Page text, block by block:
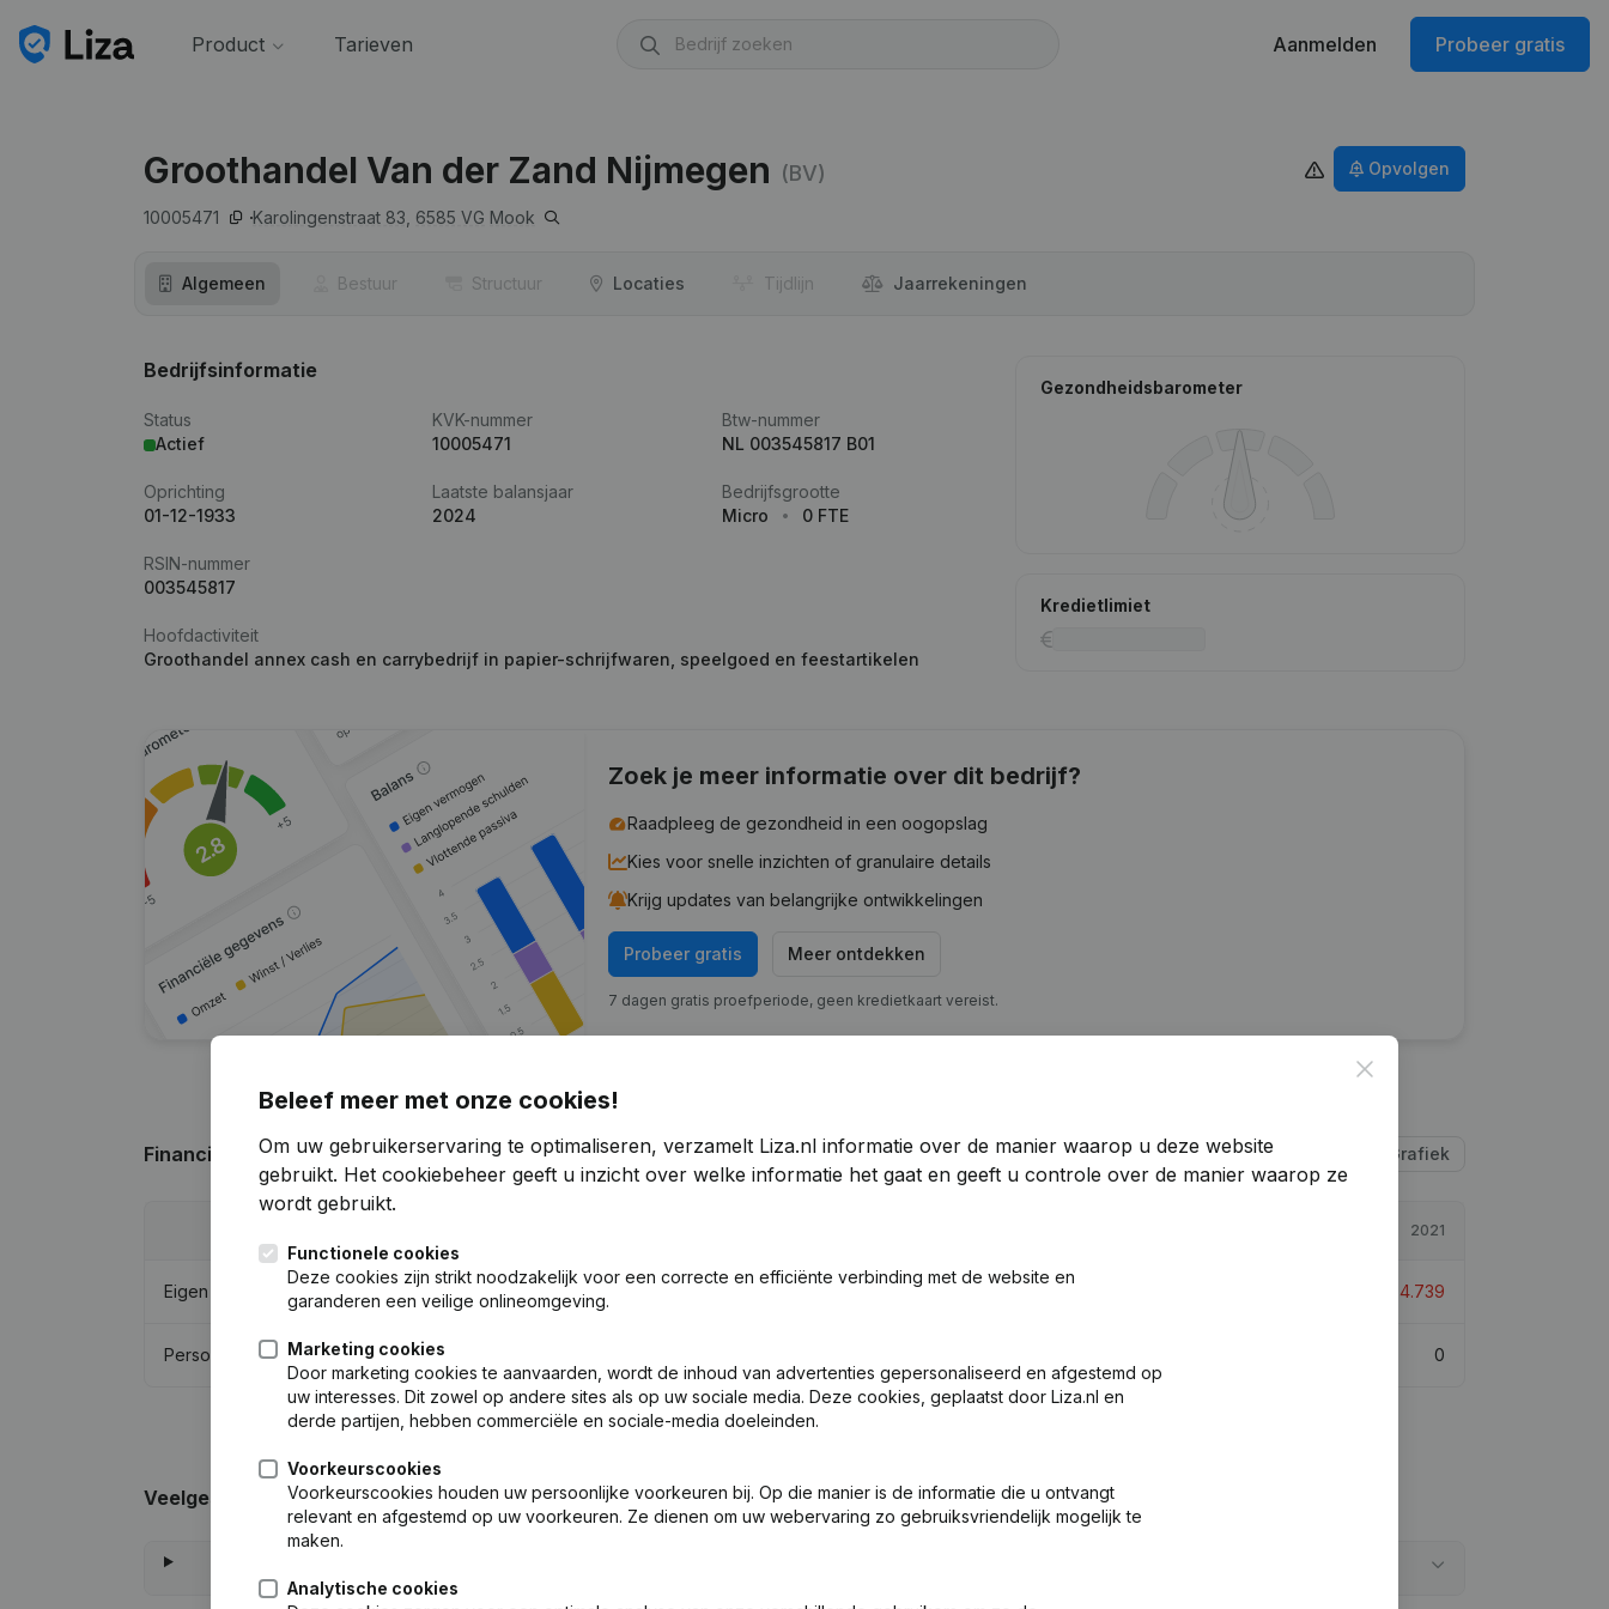
Product Tarieven Aanmelden Probeer gratis
Groothandel Van der Zand Nijmegen (BV)
10005471 Karolingenstraat 83, 6585 VG Mook
Opvolgen
Algemeen Bestuur Structuur Locaties Tijdlijn Jaar­rekeningen
Bedrijfsinformatie
Status
Actief
KVK-nummer
10005471
Btw-nummer
NL 003545817 B01
Oprichting
01-12-1933
Laatste balansjaar
2024
Bedrijfsgrootte
Micro
0 FTE
RSIN-nummer
003545817
Hoofdactiviteit
Groothandel annex cash en carrybedrijf in papier-schrijfwaren, speelgoed en feestartikelen
Gezondheidsbarometer
Kredietlimiet
Zoek je meer informatie over dit bedrijf?
Raadpleeg de gezondheid in een oogopslag
Kies voor snelle inzichten of granulaire details
Krijg updates van belangrijke ontwikkelingen
Probeer gratis Meer ontdekken
7 dagen gratis proefperiode, geen kredietkaart vereist.
Financiële gegevensvan Groothandel Van der Zand Nijmegen Grafiek
2021
Eigen vermogen 267.192 -4,69% 180,95% -364.739
Personeel 0
Veelgestelde vragen
Close
Beleef meer met onze cookies!
Om uw gebruikerservaring te optimaliseren, verzamelt Liza.nl informatie over de manier waarop u deze website
gebruikt. Het cookiebeheer geeft u inzicht over welke informatie het gaat en geeft u controle over de manier waarop ze
wordt gebruikt.
Functionele cookies
Deze cookies zijn strikt noodzakelijk voor een correcte en efficiënte verbinding met de website en
garanderen een veilige onlineomgeving.
Marketing cookies
Door marketing cookies te aanvaarden, wordt de inhoud van advertenties gepersonaliseerd en afgestemd op
uw interesses. Dit zowel op andere sites als op uw sociale media. Deze cookies, geplaatst door Liza.nl en
derde partijen, hebben commerciële en sociale-media doeleinden.
Voorkeurscookies
Voorkeurscookies houden uw persoonlijke voorkeuren bij. Op die manier is de informatie die u ontvangt
relevant en afgestemd op uw voorkeuren. Ze dienen om uw webervaring zo gebruiksvriendelijk mogelijk te
maken.
Analytische cookies